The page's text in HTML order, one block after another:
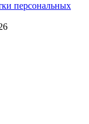
персональных